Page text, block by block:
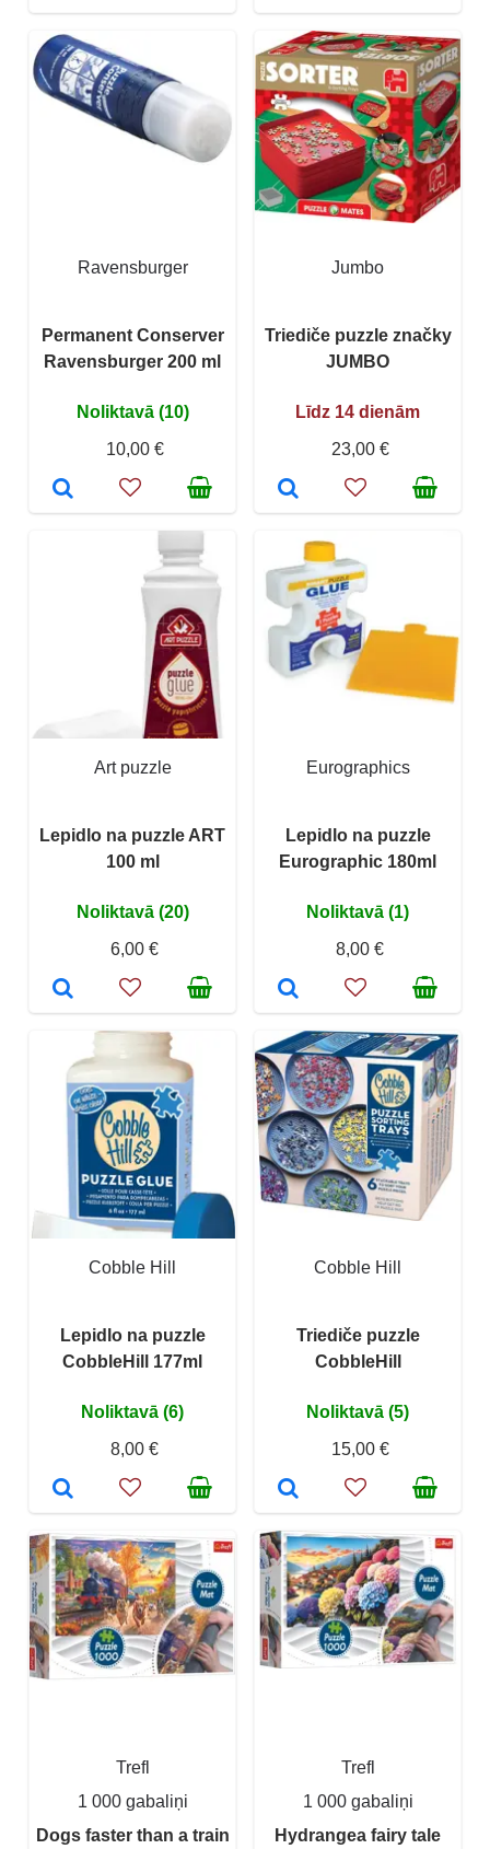
Ravensburger
Permanent Conserver
Ravensburger 200 ml
Noliktavā (10)
10,00 €
Jumbo
Triediče puzzle značky
JUMBO
Līdz 14 dienām
23,00 €
Art puzzle
Lepidlo na puzzle ART
100 ml
Noliktavā (20)
6,00 €
Eurographics
Lepidlo na puzzle
Eurographic 180ml
Noliktavā (1)
8,00 €
Cobble Hill
Lepidlo na puzzle
CobbleHill 177ml
Noliktavā (6)
8,00 €
Cobble Hill
Triediče puzzle
CobbleHill
Noliktavā (5)
15,00 €
Trefl
1 000 gabaliņi
Dogs faster than a train
Trefl
1 000 gabaliņi
Hydrangea fairy tale